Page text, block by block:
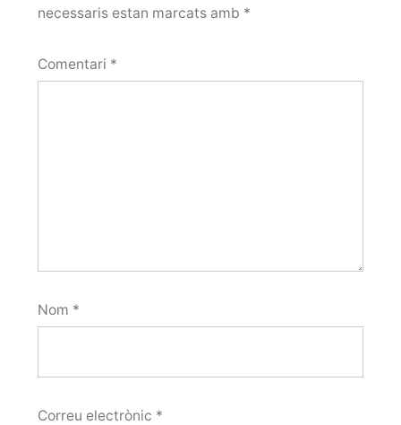
necessaris estan marcats amb *
Comentari *
Nom *
Correu electrònic *